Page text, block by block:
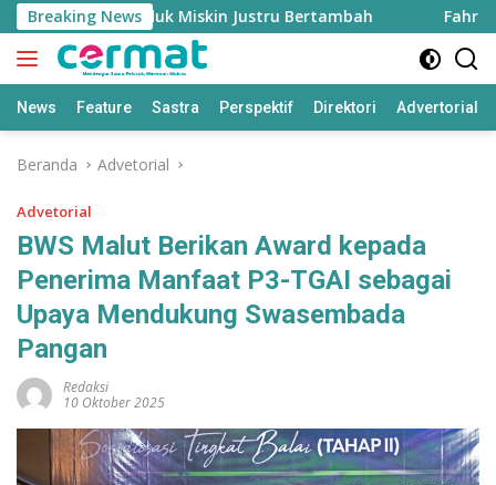
Langsung
ke
konten
Breaking News
Penduduk Miskin Justru Bertambah Fahreza
News Feature Sastra Perspektif Direktori Advertorial
Beranda Advetorial
Advetorial
BWS Malut Berikan Award kepada
Penerima Manfaat P3-TGAI sebagai
Upaya Mendukung Swasembada
Pangan
Redaksi
10 Oktober 2025